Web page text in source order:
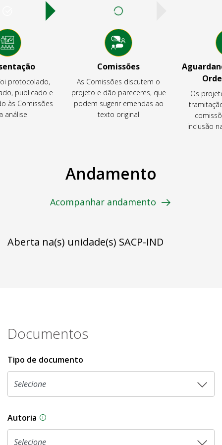
protocolado,
publicado e
às Comissões
análise
Comissões
As Comissões discutem o
projeto e dão pareceres, que
podem sugerir emendas ao
texto original
Os
inclusão
Andamento
Acompanhar andamento
Aberta na(s) unidade(s) SACP-IND
Documentos
Tipo de documento
Autoria As proposições legislativas na CLDF podem